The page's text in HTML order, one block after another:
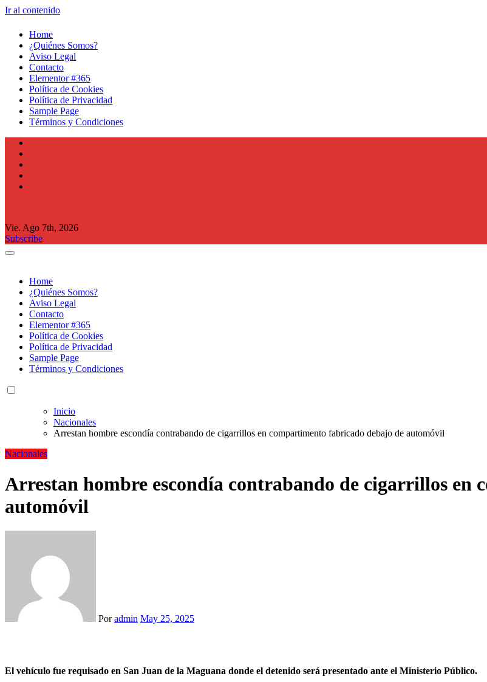
Ir al contenido
Home
¿Quiénes Somos?
Aviso Legal
Contacto
Elementor #365
Política de Cookies
Política de Privacidad
Sample Page
Términos y Condiciones
Vie. Ago 7th, 2026
Subscribe
Home
¿Quiénes Somos?
Aviso Legal
Contacto
Elementor #365
Política de Cookies
Política de Privacidad
Sample Page
Términos y Condiciones
Inicio
Nacionales
Arrestan hombre escondía contrabando de cigarrillos en compartimento fabricado debajo de automóvil
Nacionales
Arrestan hombre escondía contrabando de cigarrillos en
automóvil
Poradmin May 25, 2025
El vehículo fue requisado en San Juan de la Maguana donde el detenido será presentado ante el Ministerio Público.